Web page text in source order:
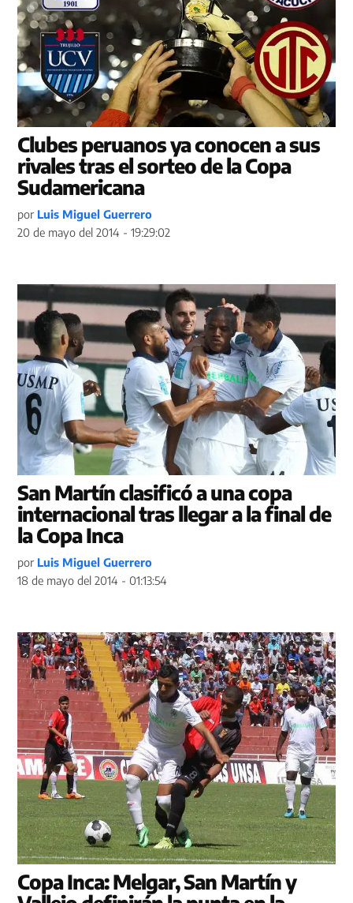
Clubes peruanos ya conocen a sus
rivales tras el sorteo de la Copa
Sudamericana
por Luis Miguel Guerrero
20 de mayo del 2014 - 19:29:02
San Martín clasificó a una copa
internacional tras llegar a la final de
la Copa Inca
por Luis Miguel Guerrero
18 de mayo del 2014 - 01:13:54
Copa Inca: Melgar, San Martín y